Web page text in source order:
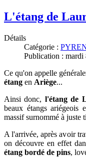
L'étang de
Détails
Catégorie :
Publication : mardi
Ce qu'on appelle
étang en Ariège...
Ainsi donc, l'étang de
beaux étangs ariégeois
massif surnommé à juste
A l'arrivée, après avoir
on découvre en effet
étang bordé de pins,